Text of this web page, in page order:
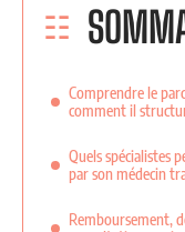
Comprendre le
comment il
Quels spécialistes
par son médecin
Remboursement,